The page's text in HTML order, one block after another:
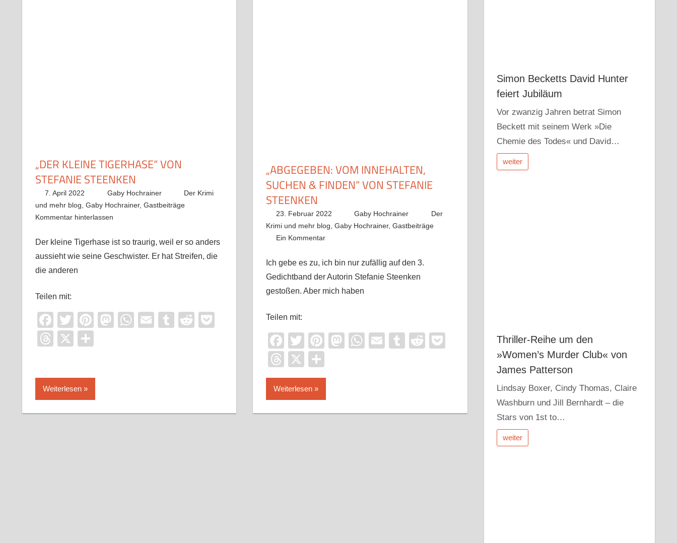
„DER KLEINE TIGERHASE“ VON
STEFANIE STEENKEN
7. April 2022 Gaby Hochrainer
Der Krimi
und mehr blog Gaby Hochrainer, Gastbeiträge
Kommentar hinterlassen
Der kleine Tigerhase ist so traurig, weil er so anders
aussieht wie seine Geschwister. Er hat Streifen, die
die anderen
Teilen mit:
Facebook
TwitterPinterest
Mastodon
WhatsApp
EmailTumblrReddit
Threads
X
Weiterlesen
„ABGEGEBEN: VOM INNEHALTEN,
SUCHEN & FINDEN“ VON STEFANIE
STEENKEN
23. Februar 2022 Gaby Hochrainer
Der
Krimi und mehr blog Gaby Hochrainer, Gastbeiträge
Ein Kommentar
Ich gebe es zu, ich bin nur zufällig auf den 3.
Gedichtband der Autorin Stefanie Steenken
gestoßen. Aber mich haben
Teilen mit:
Facebook
TwitterPinterest
Mastodon
WhatsApp
EmailTumblrReddit
Threads
X
Weiterlesen
Simon Becketts David Hunter
feiert Jubiläum
Vor zwanzig Jahren betrat Simon
Beckett mit seinem Werk »Die
Chemie des Todes« und David…
weiter
Thriller-Reihe um den
»Women’s Murder Club« von
James Patterson
Lindsay Boxer, Cindy Thomas, Claire
Washburn und Jill Bernhardt – die
Stars von 1st to…
weiter